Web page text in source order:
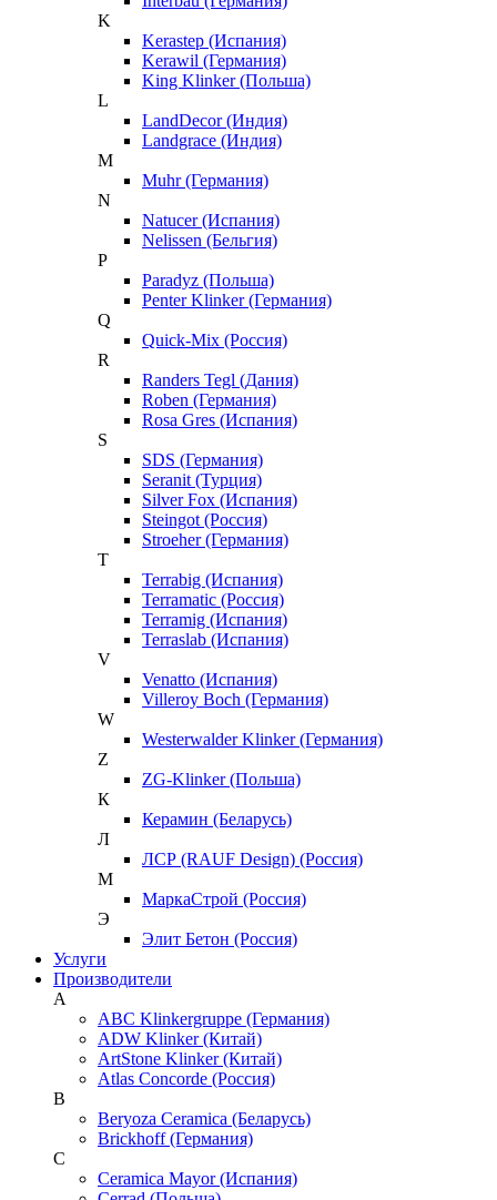
K
Kerastep (Испания)
Kerawil (Германия)
King Klinker (Польша)
L
LandDecor (Индия)
Landgrace (Индия)
M
Muhr (Германия)
N
Natucer (Испания)
Nelissen (Бельгия)
P
Paradyz (Польша)
Penter Klinker (Германия)
Q
Quick-Mix (Россия)
R
Randers Tegl (Дания)
Roben (Германия)
Rosa Gres (Испания)
S
SDS (Германия)
Seranit (Турция)
Silver Fox (Испания)
Steingot (Россия)
Stroeher (Германия)
T
Terrabig (Испания)
Terramatic (Россия)
Terramig (Испания)
Terraslab (Испания)
V
Venatto (Испания)
Villeroy Boch (Германия)
W
Westerwalder Klinker (Германия)
Z
ZG-Klinker (Польша)
К
Керамин (Беларусь)
Л
ЛСР (RAUF Design) (Россия)
М
МаркаСтрой (Россия)
Э
Элит Бетон (Россия)
Услуги
Производители
A
ABC Klinkergruppe (Германия)
ADW Klinker (Китай)
ArtStone Klinker (Китай)
Atlas Concorde (Россия)
B
Beryoza Ceramica (Беларусь)
Brickhoff (Германия)
C
Ceramica Mayor (Испания)